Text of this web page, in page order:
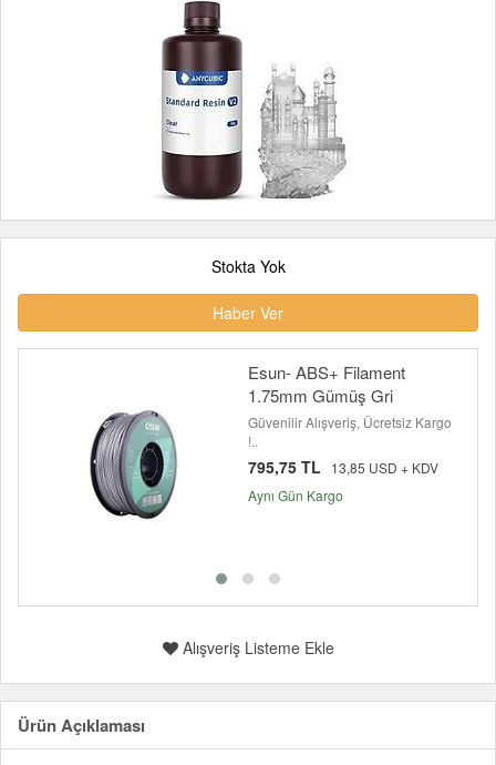
Stokta Yok
Haber Ver
Esun- ABS+ Filament
1.75mm Gümüş Gri
Güvenilir Alışveriş, Ücretsiz Kargo
!..
795,75 TL
13,85 USD + KDV
Aynı Gün Kargo
Alışveriş Listeme Ekle
Ürün Açıklaması